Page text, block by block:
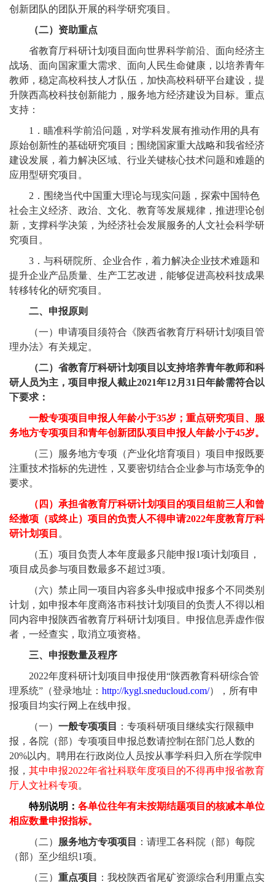
创新团队的团队开展的科学研究项目。
（二）资助重点
省教育厅科研计划项目面向世界科学前沿、面向经济主
战场、面向国家重大需求、面向人民生命健康，以培养青年
教师，稳定高校科技人才队伍，加快高校科研平台建设，提
升陕西高校科技创新能力，服务地方经济建设为目标。重点
支持：
1 ．瞄准科学前沿问题，对学科发展有推动作用的具有
原始创新性的基础研究项目；围绕国家重大战略和我省经济
建设发展，着力解决区域、行业关键核心技术问题和难题的
应用型研究项目。
2 ．围绕当代中国重大理论与现实问题，探索中国特色
社会主义经济、政治、文化、教育等发展规律，推进理论创
新，支撑科学决策，为经济社会发展服务的人文社会科学研
究项目。
3 ．与科研院所、企业合作，着力解决企业技术难题和
提升企业产品质量、生产工艺改进，能够促进高校科技成果
转移转化的研究项目。
二、申报原则
（一）申请项目须符合《陕西省教育厅科研计划项目管
理办法》有关规定。
（二）省教育厅科研计划项目以支持培养青年教师和科
研人员为主，项目申报人截止2021年12月 31 日年龄需符合以
下要求：
一般专项项目申报人年龄小于35岁；重点研究项目、服
务地方专项项目和青年创新团队项目申报人年龄小于45岁。
（三）服务地方专项（产业化培育项目）项目申报既要
注重技术指标的先进性，又要密切结合企业参与市场竞争的
要求。
（四）承担省教育厅科研计划项目的项目组前三人和曾
经撤项（或终止）项目的负责人不得申请2022年度教育厅科
研计划项目 。
（五）项目负责人本年度最多只能申报1项计划项目，
项目成员参与项目数最多不超过3项。
（六）禁止同一项目内容多头申报或申报多个不同类别
计划，如申报本年度商洛市科技计划项目的负责人不得以相
同内容申报陕西省教育厅科研计划项目。申报信息弄虚作假
者，一经查实，取消立项资格。
三、申报数量及程序
2022年度科研计划项目申报使用“陕西教育科研综合管
理系统”（登录地址： http://kygl.sneducloud.com/），所有申
报项目均实行网上在线申报。
（一） 一般专项项目
：专项科研项目继续实行限额申
报，各院（部）专项项目申报总数请控制在部门总人数的
20%以内。聘用在行政岗位人员按从事学科归入所在学院申
报， 其中申报2022年省社科联年度项目的不得再申报省教育
厅人文社科专项。
特别说明： 各单位往年有未按期结题项目的核减本单位
相应数量申报指标。
（二） 服务地方专项项目
：请理工各科院（部）每院
（部）至少组织1项。
（三） 重点项目 ：我校陕西省尾矿资源综合利用重点实